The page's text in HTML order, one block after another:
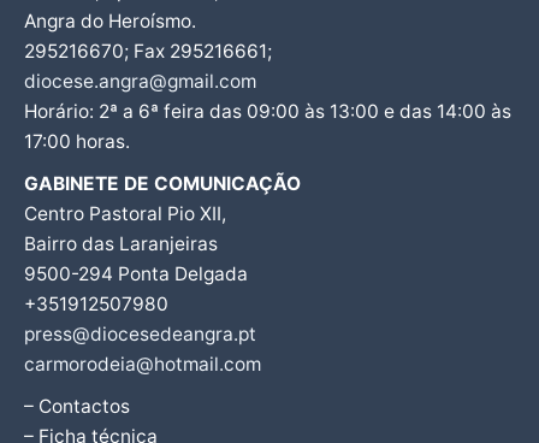
Angra do Heroísmo.
295216670; Fax 295216661;
diocese.angra@gmail.com
Horário: 2ª a 6ª feira das 09:00 às 13:00 e das 14:00 às
17:00 horas.
GABINETE DE COMUNICAÇÃO
Centro Pastoral Pio XII,
Bairro das Laranjeiras
9500-294 Ponta Delgada
+351912507980
press@diocesedeangra.pt
carmorodeia@hotmail.com
– Contactos
– Ficha técnica